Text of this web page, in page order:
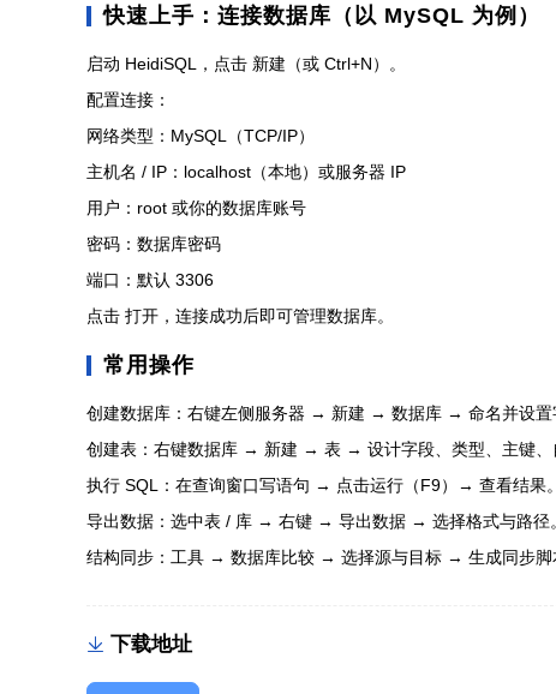
快速上手：连接数据库（以 MySQL 为例）
启动 HeidiSQL，点击 新建（或 Ctrl+N）。
配置连接：
网络类型：MySQL（TCP/IP）
主机名 / IP：localhost（本地）或服务器 IP
用户：root 或你的数据库账号
密码：数据库密码
端口：默认 3306
点击 打开，连接成功后即可管理数据库。
常用操作
创建数据库：右键左侧服务器 → 新建 → 数据库 → 命名并设置
创建表：右键数据库 → 新建 → 表 → 设计字段、类型、主键、
执行 SQL：在查询窗口写语句 → 点击运行（F9）→ 查看结果。
导出数据：选中表 / 库 → 右键 → 导出数据 → 选择格式与路径。
结构同步：工具 → 数据库比较 → 选择源与目标 → 生成同步脚
下载地址